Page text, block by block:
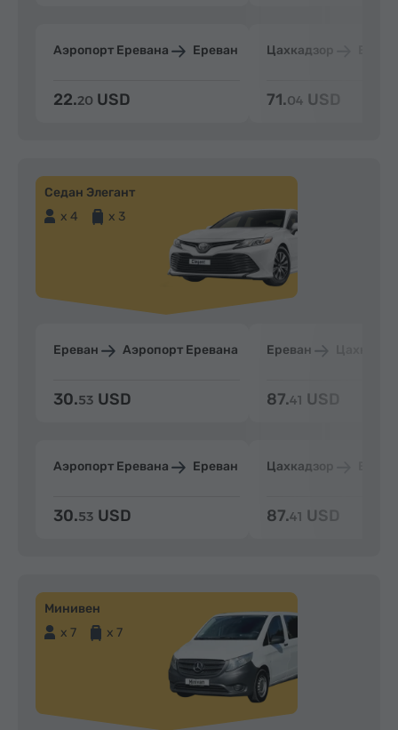
Аэропорт Еревана Ереван
22.20 USD
Цахкадзор
71.04 USD
Седан Элегант
x 4
x 3
Ереван Аэропорт Еревана
30.53 USD
Аэропорт Еревана Ереван
30.53 USD
Ереван
87.41 USD
Цахкадзор
87.41 USD
Минивен
x 7
x 7